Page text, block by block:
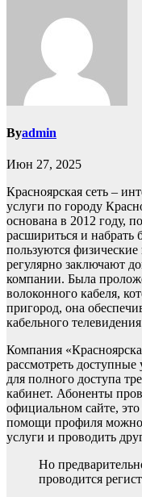
Byadmin
Июн 27, 2025
Красноярская сеть –
услуги по городу
основана в 2012 году,
расшириться и набрать
пользуются
регулярно заключают
компании. Была
волоконного кабеля,
пригород, она
кабельного
Компания
рассмотреть
для полного доступа
кабинет. Абоненты
официальном сайте,
помощи профиля можно
услуги и проводить
Но
проводится